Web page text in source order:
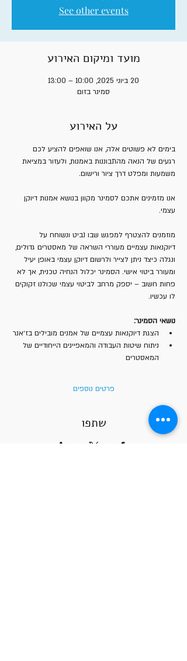
See other events
מועד ומיקום האירוע
20 ביוני 2025, 10:00 – 13:00
סמינר בזום
על האירוע
בימים לא פשוטים אלה, אנו שואפים להציע לכם
רגעים של הנאה מהתבוננות באמנות, ולעזור במציאת
משמעות ומפלט דרך ציור ורישום.
אנו מזמינים אתכם לסמינר מקוון בנושא אמנות דיוקן
עצמי.
מוזמנים להצטרף למפגש שבו נביט ונשוחח על
דיוקנאות עצמיים מעוררי השראה של מאסטרים גדולים,
ונגלה כיצד ניתן לצייר ולרשום דיוקן עצמי באופן יעיל
ומעורר ביטוי אישי. הסמינר יכלול הנחיה טכנית, אך לא
פחות חשוב – יספק מרחב לביטוי עצמי שכולנו זקוקים
לו עכשיו.
נושאי הסמינר:
הצגת דיוקנאות עצמיים של אמנים מובילים בז׳אנר
ניתוח שיטות העבודה והמאפיינים הייחודיים של
המאסטרים
פרטים נוספים
שתפו